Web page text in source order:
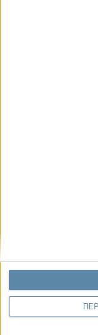
Να αφήνεις